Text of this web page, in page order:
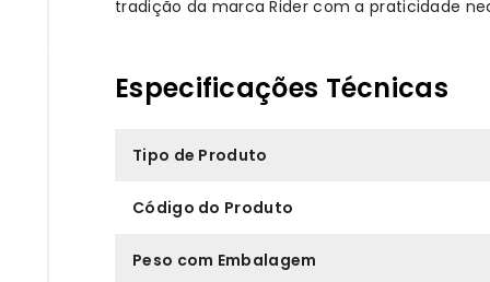
tradição da marca Rider com a praticidade
Especificações Técnicas
Tipo de Produto
Código do Produto
Peso com Embalagem